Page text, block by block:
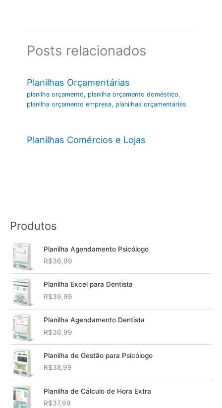
Posts relacionados
Planilhas Orçamentárias
planilha orçamento, planilha orçamento doméstico,
planilha orçamento empresa, planilhas orçamentárias
Planilhas Comércios e Lojas
Produtos
Planilha Agendamento Psicólogo
R$36,99
Planilha Excel para Dentista
R$39,99
Planilha Agendamento Dentista
R$36,99
Planilha de Gestão para Psicólogo
R$38,99
Planilha de Cálculo de Hora Extra
R$37,99